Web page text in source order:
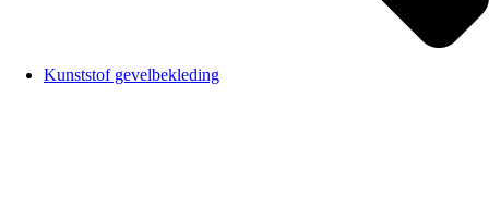
Kunststof gevelbekleding